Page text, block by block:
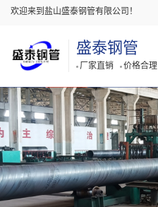
欢迎来到盐山盛泰钢管有限公司！
盛泰钢管
厂家直销 价格合理